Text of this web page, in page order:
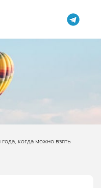
когда можно взять